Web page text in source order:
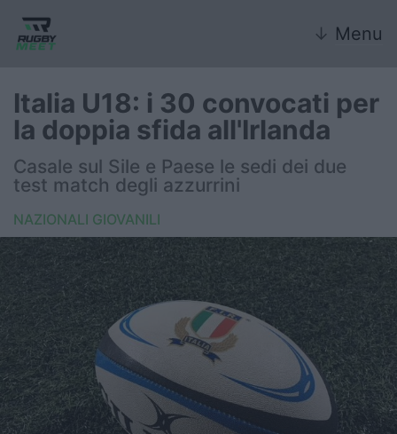
↓ Menu
Nazionale
Nazionali giovanili
Rugby Sevens
FIR
Internazionale
6 Nazioni
United Rugby Championship
Top14
Italia U18: i 30 convocati per
la doppia sfida all'Irlanda
Casale sul Sile e Paese le sedi dei due
test match degli azzurrini
NAZIONALI GIOVANILI